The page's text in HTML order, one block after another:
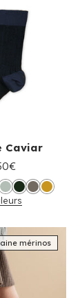
Caviar
mérinos